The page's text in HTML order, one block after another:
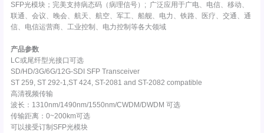
SFP光模块；完美支持病态码（病理信号）; 广泛应用于广电、电信、移动、
联通、会议、晚会、航天、航空、军工、船舰、电力、铁路、医疗、交通、通
信、电信运营商、工业控制、电力控制等各大领域
产品参数
LC或尾纤型光接口可选
SD/HD/3G/6G/12G-SDI SFP Transceiver
ST 259, ST 292-1,ST 424, ST-2081 and ST-2082 compatible
高清视频传输
波长：1310nm/1490nm/1550nm/CWDM/DWDM 可选
传输距离：0~200km可选
可以接受订制SFP光模块